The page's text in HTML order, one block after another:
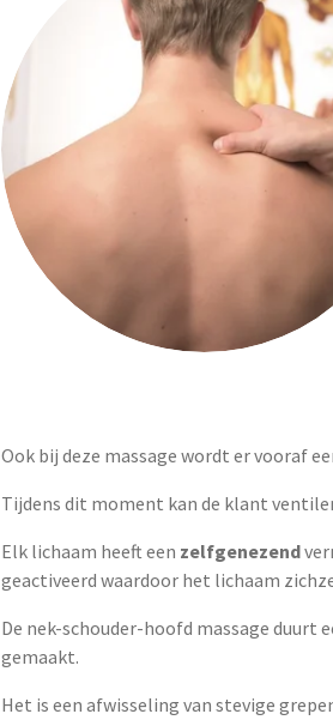
Ook bij deze massage wordt er vooraf
Tijdens dit moment kan de klant
Elk lichaam heeft een zelfgenezend
geactiveerd waardoor het lichaam
De nek-schouder-hoofd massage duurt
gemaakt.
Het is een afwisseling van stevige